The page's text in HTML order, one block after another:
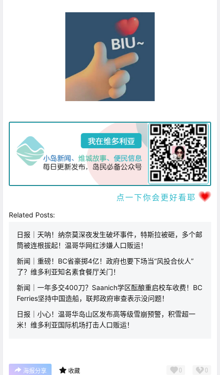
点一下你会更好看耶
Related Posts:
日报｜天呐！纳奈莫深夜发生破坏事件，特斯拉被砸，多个邮
筒被连根拔起！温哥华网红涉嫌人口贩运！
新闻｜重磅！BC省豪掷4亿！政府也要下场当“风投合伙人”
了？维多利亚知名素食餐厅关门！
新闻｜一年多交400刀？Saanich学区酝酿重启校车收费！BC
Ferries坚持中国造船，联邦政府审查表示没问题！
日报｜小心！温哥华岛山区发布高等级雪崩预警，积雪超一
米！维多利亚国际机场打击人口贩运！
海报分享 收藏 0 0